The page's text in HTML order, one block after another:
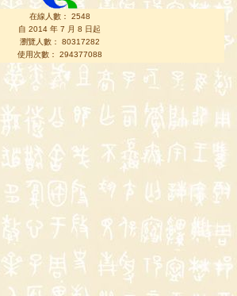
在線人數： 2548
自 2014 年 7 月 8 日起
瀏覽人數： 80317282
使用次數： 294377088